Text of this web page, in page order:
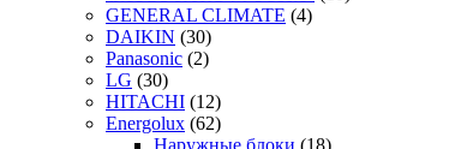
GENERAL CLIMATE (4)
DAIKIN (30)
Panasonic (2)
LG (30)
HITACHI (12)
Energolux (62)
Наружные блоки (18)